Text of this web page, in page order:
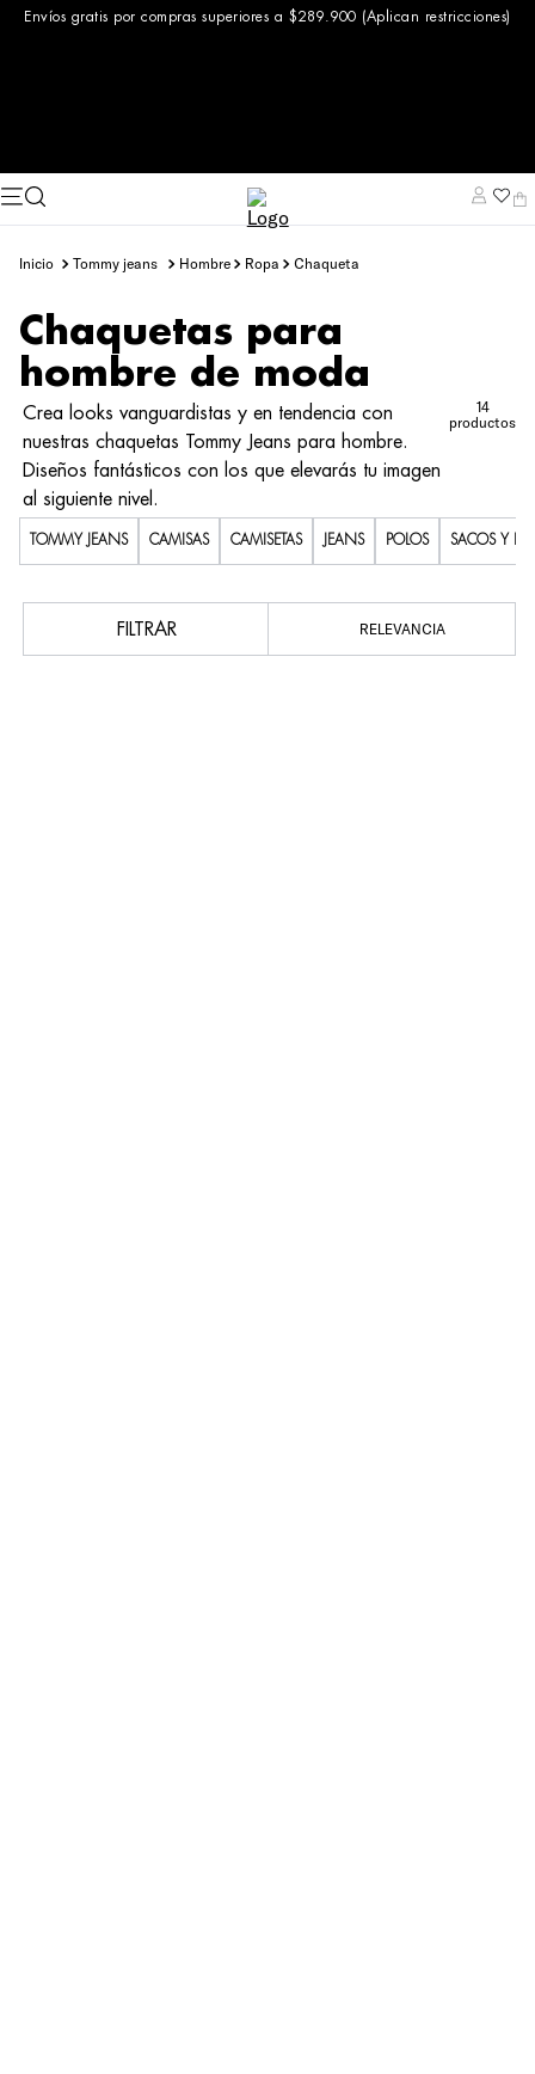
Envíos gratis por compras superiores a $289.900 (Aplican restricciones)
tommy jeans hombre ropa chaqueta
Chaquetas para
hombre de moda
Crea looks vanguardistas y en tendencia con
nuestras chaquetas Tommy Jeans para hombre.
Diseños fantásticos con los que elevarás tu imagen
al siguiente nivel.
14
productos
TOMMY JEANS CAMISAS CAMISETAS JEANS POLOS SACOS Y
FILTRAR RELEVANCIA